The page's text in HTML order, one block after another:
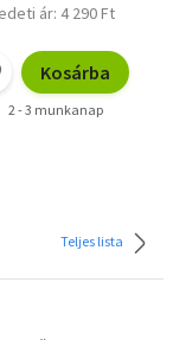
ár: 4 290 Ft
Kosárba
2 - 3 munkanap
Teljes lista